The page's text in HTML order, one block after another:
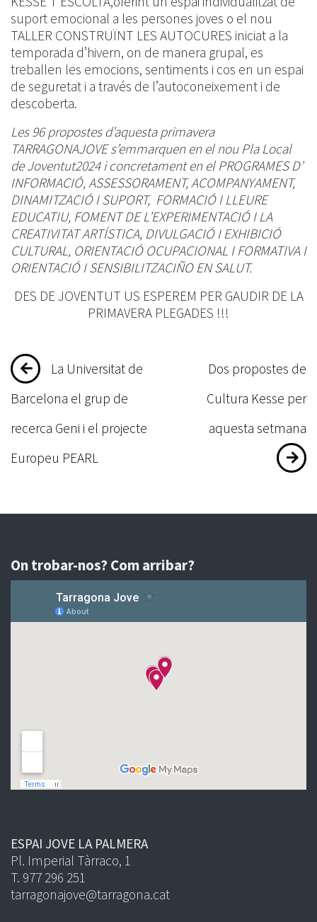
suport emocional a les persones joves o el nou
TALLER CONSTRUÏNT LES AUTOCURES iniciat a la
temporada d’hivern, on de manera grupal, es
treballen les emocions, sentiments i cos en un espai
de seguretat i a través de l’autoconeixement i de
descoberta.
Les 96 propostes d’aquesta primavera
TARRAGONAJOVE s’emmarquen en el nou Pla Local
de Joventut2024 i concretament en el PROGRAMES D’
INFORMACIÓ, ASSESSORAMENT, ACOMPANYAMENT,
DINAMITZACIÓ I SUPORT, FORMACIÓ I LLEURE
EDUCATIU, FOMENT DE L’EXPERIMENTACIÓ I LA
CREATIVITAT ARTÍSTICA, DIVULGACIÓ I EXHIBICIÓ
CULTURAL, ORIENTACIÓ OCUPACIONAL I FORMATIVA I
ORIENTACIÓ I SENSIBILITZACIÑO EN SALUT.
DES DE JOVENTUT US ESPEREM PER GAUDIR DE LA
PRIMAVERA PLEGADES !!!
Navegació
d'entrades
La Universitat de
Barcelona el grup de
recerca Geni i el projecte
Europeu PEARL
Dos propostes de
Cultura Kesse per
aquesta setmana
On trobar-nos? Com arribar?
ESPAI JOVE LA PALMERA
Pl. Imperial Tàrraco, 1
T. 977 296 251
tarragonajove@tarragona.cat